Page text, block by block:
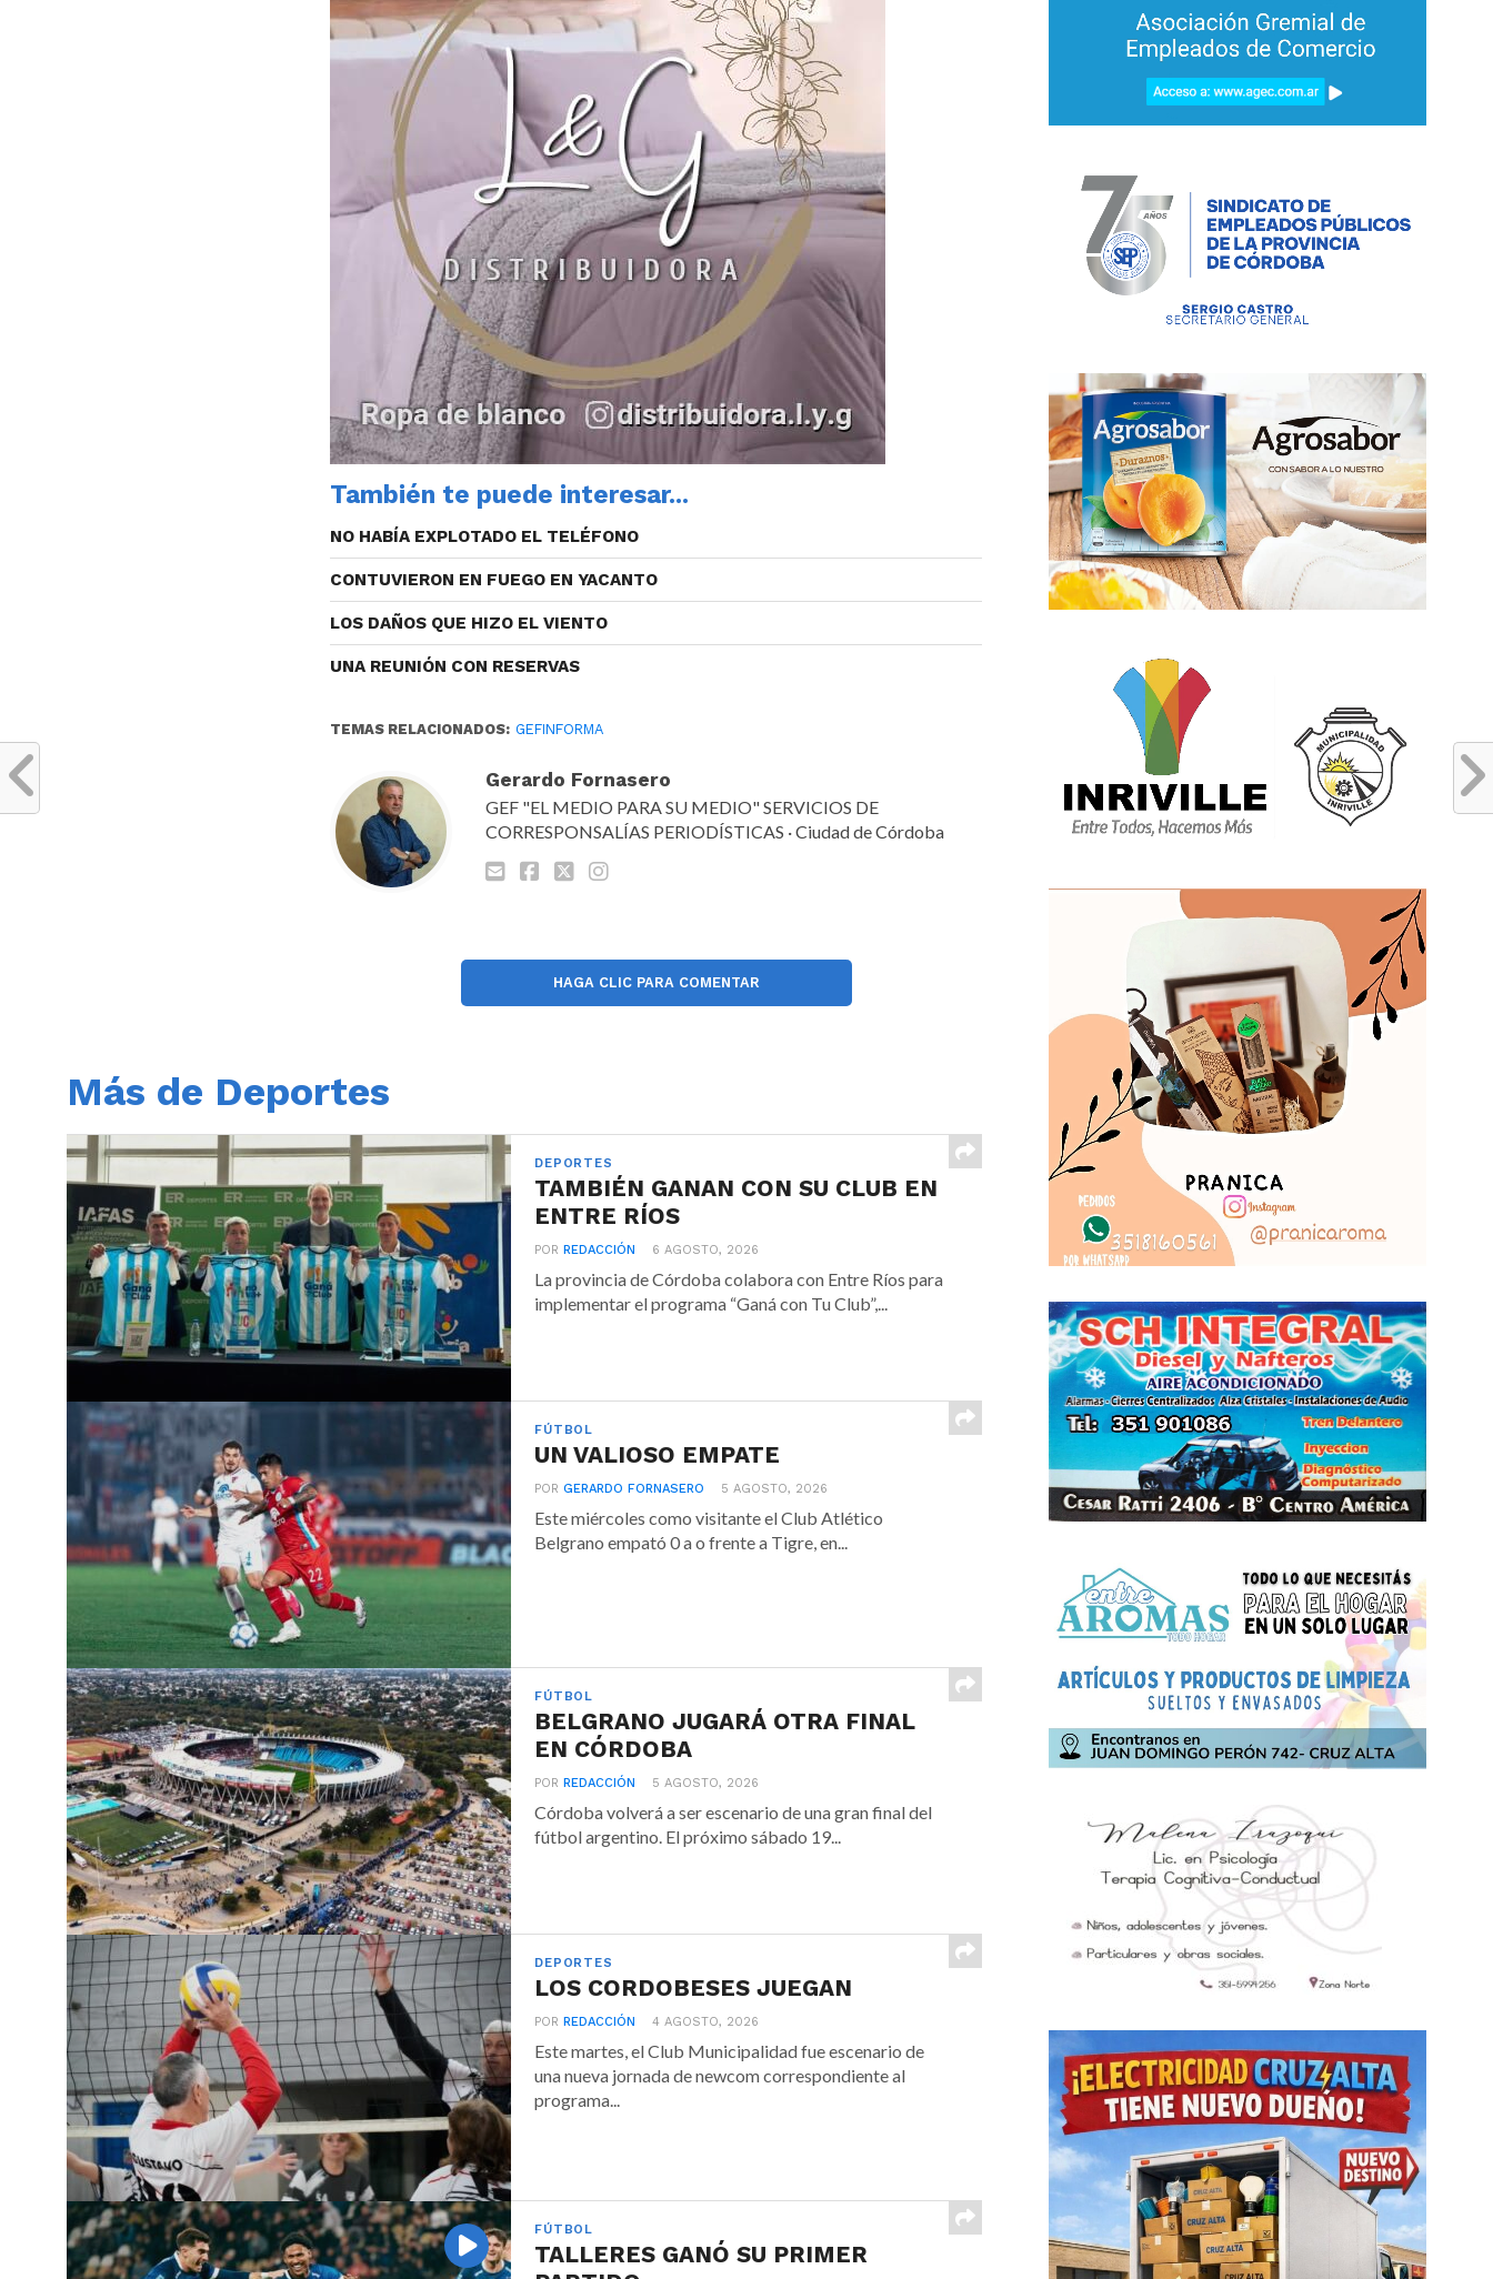
También te puede interesar...
NO HABÍA EXPLOTADO EL TELÉFONO
CONTUVIERON EN FUEGO EN YACANTO
LOS DAÑOS QUE HIZO EL VIENTO
UNA REUNIÓN CON RESERVAS
TEMAS RELACIONADOS: GEFINFORMA
Gerardo Fornasero
GEF "EL MEDIO PARA SU MEDIO" SERVICIOS DE
CORRESPONSALÍAS PERIODÍSTICAS · Ciudad de Córdoba
HAGA CLIC PARA COMENTAR
Más de Deportes
DEPORTES
TAMBIÉN GANAN CON SU CLUB EN
ENTRE RÍOS
PORREDACCIÓN 6 AGOSTO, 2026
La provincia de Córdoba colabora con Entre Ríos para
implementar el programa “Ganá con Tu Club”,...
FÚTBOL
UN VALIOSO EMPATE
PORGERARDO FORNASERO 5 AGOSTO, 2026
Este miércoles como visitante el Club Atlético
Belgrano empató 0 a o frente a Tigre, en...
FÚTBOL
BELGRANO JUGARÁ OTRA FINAL
EN CÓRDOBA
PORREDACCIÓN 5 AGOSTO, 2026
Córdoba volverá a ser escenario de una gran final del
fútbol argentino. El próximo sábado 19...
DEPORTES
LOS CORDOBESES JUEGAN
PORREDACCIÓN 4 AGOSTO, 2026
Este martes, el Club Municipalidad fue escenario de
una nueva jornada de newcom correspondiente al
programa...
FÚTBOL
TALLERES GANÓ SU PRIMER